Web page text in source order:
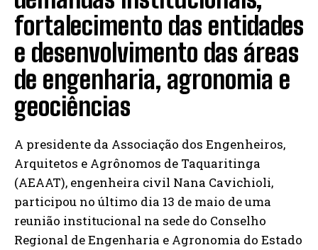
fortalecimento das entidades
e desenvolvimento das áreas
de engenharia, agronomia e
geociências
A presidente da Associação dos Engenheiros,
Arquitetos e Agrônomos de Taquaritinga
(AEAAT), engenheira civil Nana Cavichioli,
participou no último dia 13 de maio de uma
reunião institucional na sede do Conselho
Regional de Engenharia e Agronomia do Estado